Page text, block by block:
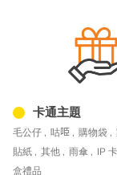
卡通主題
毛公仔 , 咕𠱸 , 購物袋 ,
貼紙 , 其他 , 雨傘 , IP
盒禮品